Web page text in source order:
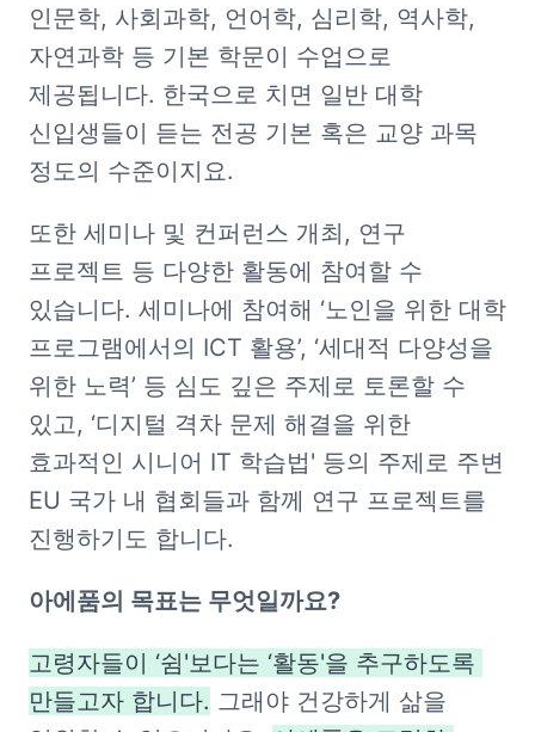
인문학, 사회과학, 언어학, 심리학, 역사학,
자연과학 등 기본 학문이 수업으로
제공됩니다. 한국으로 치면 일반 대학
신입생들이 듣는 전공 기본 혹은 교양 과목
정도의 수준이지요.
또한 세미나 및 컨퍼런스 개최, 연구
프로젝트 등 다양한 활동에 참여할 수
있습니다. 세미나에 참여해 ‘노인을 위한 대학
프로그램에서의 ICT 활용’, ‘세대적 다양성을
위한 노력’ 등 심도 깊은 주제로 토론할 수
있고, ‘디지털 격차 문제 해결을 위한
효과적인 시니어 IT 학습법' 등의 주제로 주변
EU 국가 내 협회들과 함께 연구 프로젝트를
진행하기도 합니다.
아에품의 목표는 무엇일까요?
고령자들이 ‘쉼'보다는 ‘활동'을 추구하도록
만들고자 합니다. 그래야 건강하게 삶을